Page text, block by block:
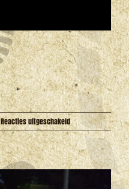
Reacties uitgeschakeldvoor
JOTA-
JOTI
2017